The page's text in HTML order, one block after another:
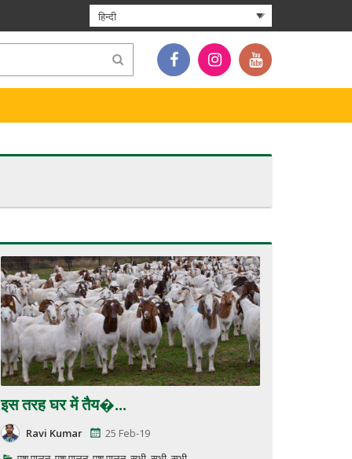
हिन्दी
इस तरह घर में तैय�...
Ravi Kumar
25 Feb-19